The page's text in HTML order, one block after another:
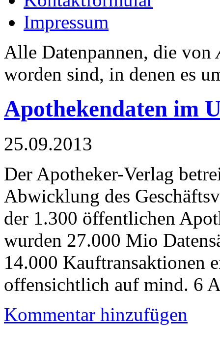
Impressum
Alle Datenpannen, die von
worden sind, in denen es
Apothekendaten im
25.09.2013
Der Apotheker-Verlag
Abwicklung des
der 1.300 öffentlichen
wurden 27.000 Mio
14.000 Kauftransaktionen
offensichtlich auf mind. 6
Kommentar hinzufügen